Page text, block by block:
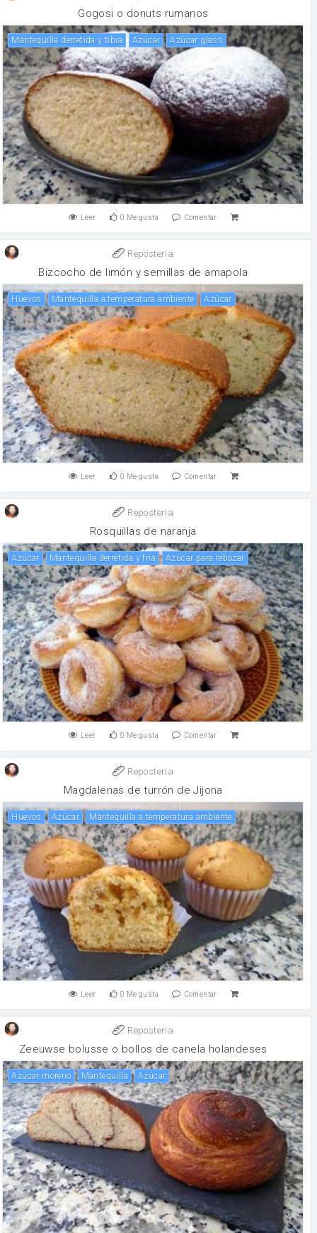
Gogosi o donuts rumanos
Mantequilla derretida y tibia Azúcar Azúcar glass
Leer 0 Me gusta Comentar
Reposteria
Bizcocho de limón y semillas de amapola
huevos Mantequilla a temperatura ambiente Azúcar
Leer 0 Me gusta Comentar
Reposteria
Rosquillas de naranja
Azúcar Mantequilla derretida y fría Azúcar para rebozar
Leer 0 Me gusta Comentar
Reposteria
Magdalenas de turrón de Jijona
huevos Azúcar Mantequilla a temperatura ambiente
Leer 0 Me gusta Comentar
Reposteria
Zeeuwse bolusse o bollos de canela holandeses
Azúcar moreno mantequilla Azúcar